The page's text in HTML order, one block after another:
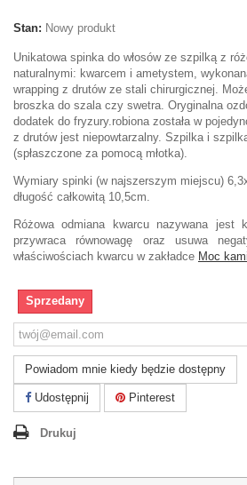
Stan: Nowy produkt
Unikatowa spinka do włosów ze szpilką z
naturalnymi: kwarcem i ametystem,
wrapping z drutów ze stali chirurgicznej.
broszka do szala czy swetra. Oryginalna
dodatek do fryzury.robiona została w
z drutów jest niepowtarzalny. Szpilka i
(spłaszczone za pomocą młotka).
Wymiary spinki (w najszerszym miejscu)
długość całkowitą 10,5cm.
Różowa odmiana kwarcu nazywana jest
przywraca równowagę oraz usuwa
właściwościach kwarcu w zakładce Moc
Sprzedany
Powiadom mnie kiedy będzie dostępny
Udostępnij Pinterest
Drukuj